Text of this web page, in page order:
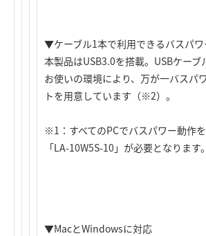
▼ケーブル1本で利用できるバスパ
本製品はUSB3.0を搭載。USBケー
お使いの環境により、万が一バスパ
トを用意しています（※2）。
※1：すべてのPCでバスパワー動作
「LA-10W5S-10」が必要となります。
▼MacとWindowsに対応